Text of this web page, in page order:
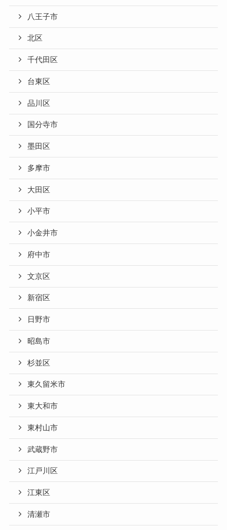
八王子市
北区
千代田区
台東区
品川区
国分寺市
墨田区
多摩市
大田区
小平市
小金井市
府中市
文京区
新宿区
日野市
昭島市
杉並区
東久留米市
東大和市
東村山市
武蔵野市
江戸川区
江東区
清瀬市